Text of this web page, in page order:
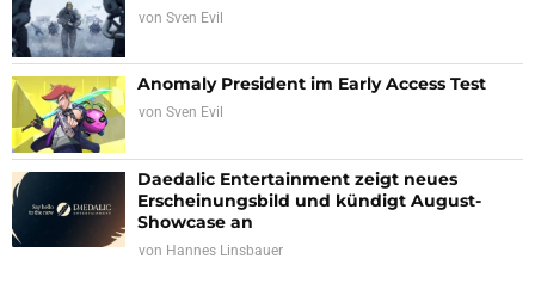
von Sven Evil
Anomaly President im Early Access Test
von Sven Evil
Daedalic Entertainment zeigt neues
Erscheinungsbild und kündigt August-
Showcase an
von Hannes Linsbauer